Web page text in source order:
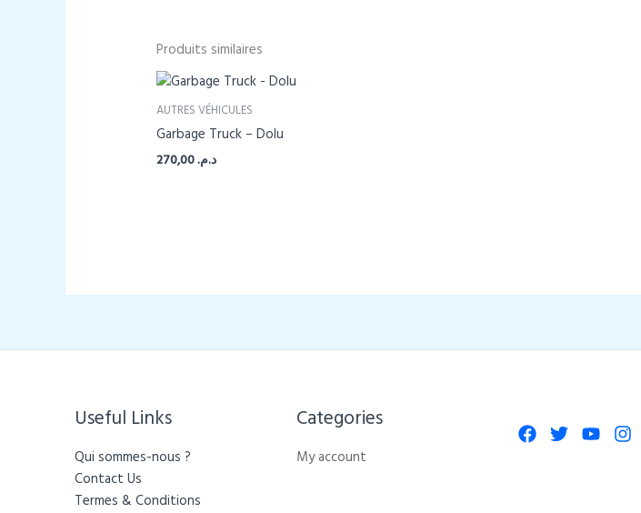
Produits similaires
AUTRES VÉHICULES
Garbage Truck – Dolu
د.م.270,00
Useful Links
Qui sommes-nous ?
Contact Us
Termes & Conditions
Categories​
My account